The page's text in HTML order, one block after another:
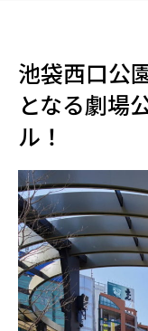
池袋西口公
となる劇場
ル！